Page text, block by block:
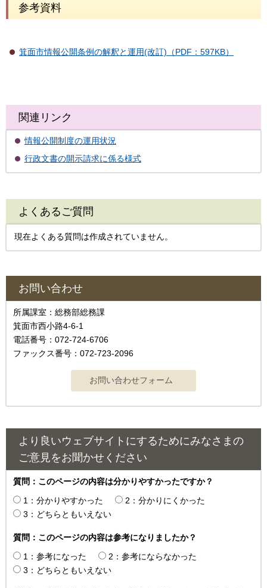
参考資料
箕面市情報公開条例の解釈と運用(改訂)（PDF：597KB）
関連リンク
情報公開制度の運用状況
行政文書の開示請求に係る様式
よくあるご質問
現在よくある質問は作成されていません。
お問い合わせ
所属課室：総務部総務課
箕面市西小路4‐6‐1
電話番号：072-724-6706
ファックス番号：072-723-2096
より良いウェブサイトにするためにみなさまの
ご意見をお聞かせください
質問：このページの内容は分かりやすかったですか？
1：分かりやすかった
2：分かりにくかった
3：どちらともいえない
質問：このページの内容は参考になりましたか？
1：参考になった
2：参考にならなかった
3：どちらともいえない